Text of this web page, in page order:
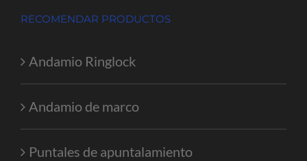
RECOMENDAR PRODUCTOS
Andamio Ringlock
Andamio de marco
Puntales de apuntalamiento